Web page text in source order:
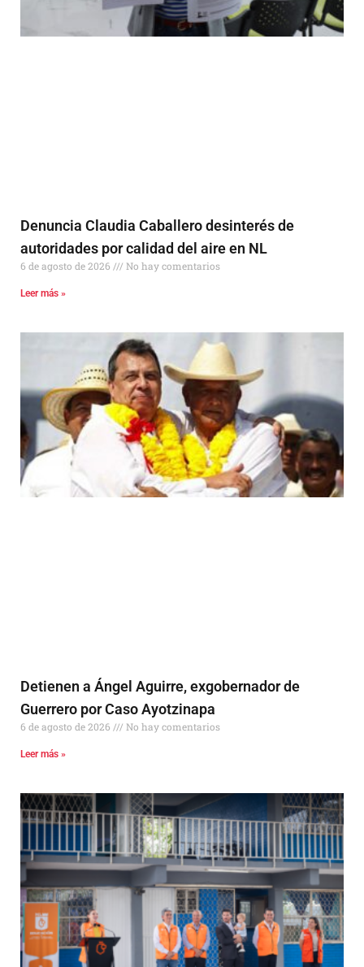
Denuncia Claudia Caballero desinterés de
autoridades por calidad del aire en NL
6 de agosto de 2026 No hay comentarios
Leer más »
Detienen a Ángel Aguirre, exgobernador de
Guerrero por Caso Ayotzinapa
6 de agosto de 2026 No hay comentarios
Leer más »